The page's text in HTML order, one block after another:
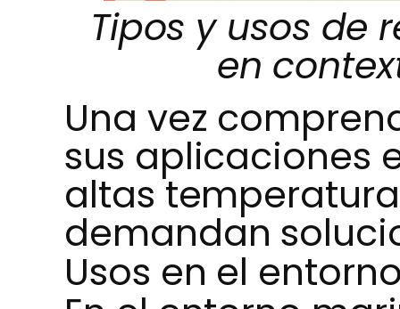
Tipos y usos de
en
Una vez
sus aplicaciones
altas
demandan
Usos en el